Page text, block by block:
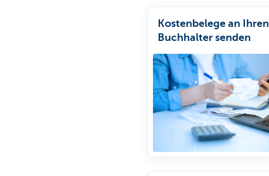
Kostenbelege an Ihren
Buchhalter senden